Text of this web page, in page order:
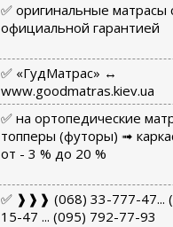
✅ оригинальные матрасы
официальной гарантией
✅ «ГудМатрас» ↔
www.goodmatras.kiev.ua
✅ на ортопедические
топперы (футоры) ➟
от - 3 % до 20 %
✅ ❱❱❱ (068) 33-777-47...
15-47 ... (095) 792-77-93